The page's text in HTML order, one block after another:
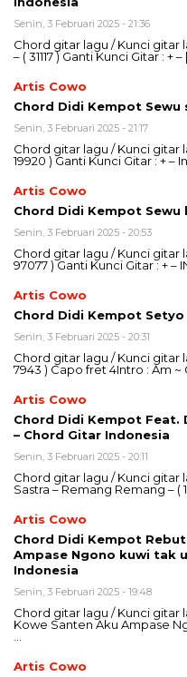
Senin, 3 Februari 2025 - 21:36
Chord gitar lagu / Kunci gitar
– ( 31117 ) Ganti Kunci Gitar : +
Artis Cowo
Chord Didi Kempot Sewu
Senin, 3 Februari 2025 - 21:17
Chord gitar lagu / Kunci gitar
19920 ) Ganti Kunci Gitar : + –
Artis Cowo
Chord Didi Kempot
Senin, 3 Februari 2025 - 20:53
Chord gitar lagu / Kunci gitar
97077 ) Ganti Kunci Gitar : + –
Artis Cowo
Chord Didi Kempot
Senin, 3 Februari 2025 - 20:31
Chord gitar lagu / Kunci gitar
7943 ) Capo fret 4Intro : Am ~
Artis Cowo
Chord Didi Kempot Feat.
– Chord Gitar Indonesia
Senin, 3 Februari 2025 - 20:11
Chord gitar lagu / Kunci gitar
Sastra – Remang Remang – (
Artis Cowo
Chord Didi Kempot
Ampase Ngono kuwi tak
Indonesia
Senin, 3 Februari 2025 - 19:48
Chord gitar lagu / Kunci gitar
Kowe Santen Aku Ampase
Artis Cowo